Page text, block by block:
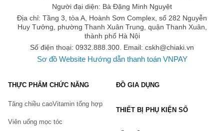
Người đại diện: Bà Đặng Minh Nguyệt
Địa chỉ: Tầng 3, tòa A, Hoành Sơn Complex, số 282 Nguyễn
Huy Tưởng, phường Thanh Xuân Trung, quận Thanh Xuân,
thành phố Hà Nội
Số điện thoại: 0932.888.300. Email: cskh@chiaki.vn
Sơ đồ Website Hướng dẫn thanh toán VNPAY
THỰC PHẨM CHỨC NĂNG
Tăng chiều caoVitamin tổng hợp
Viên uống mọc tóc
ĐỒ GIA DỤNG
THIẾT BỊ PHỤ KIỆN SỐ